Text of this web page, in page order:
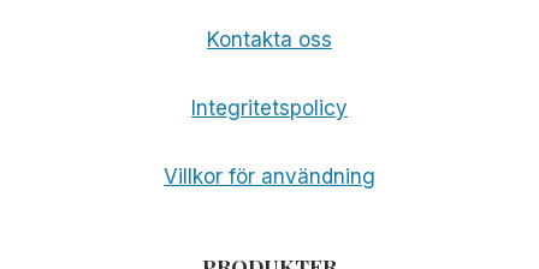
Kontakta oss
Integritetspolicy
Villkor för användning